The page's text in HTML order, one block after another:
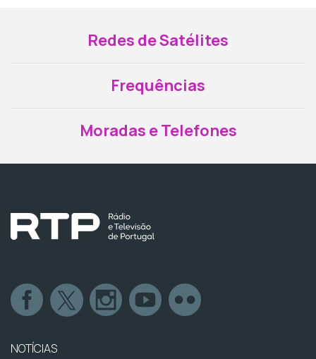
Redes de Satélites
Frequências
Moradas e Telefones
NOTÍCIAS